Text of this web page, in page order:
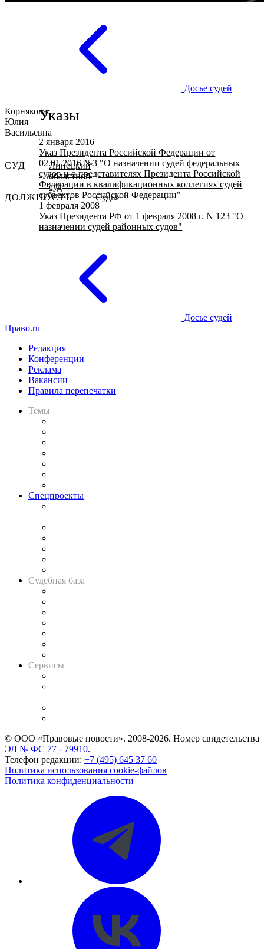
Досье судей
Корнякова
Юлия
Васильевна
СУД
Липецкий
областной
суд
ДОЛЖНОСТЬ
Судья
Указы
2 января 2016
Указ Президента Российской Федерации от
02.01.2016 №3 "О назначении судей федеральных
судов и о представителях Президента Российской
Федерации в квалификационных коллегиях судей
субъектов Российской Федерации"
1 февраля 2008
Указ Президента РФ от 1 февраля 2008 г. N 123 "О
назначении судей районных судов"
Досье судей
Право.ru
Редакция
Конференции
Реклама
Вакансии
Правила перепечатки
Темы
Спецпроекты
Судебная база
Сервисы
© ООО «Правовые новости». 2008-2026. Номер свидетельства
ЭЛ № ФС 77 - 79910.
Телефон редакции: +7 (495) 645 37 60
Политика использования cookie-файлов
Политика конфиденциальности